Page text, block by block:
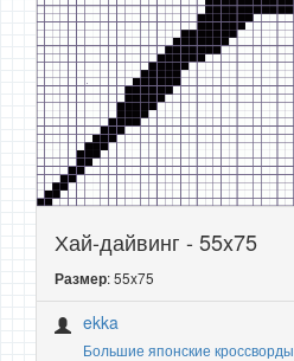
Хай-дайвинг - 55x75
Размер: 55x75
ekka
Большие японские кроссворды